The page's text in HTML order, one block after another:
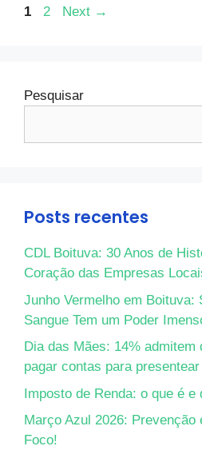
1 2 Next →
Pesquisar
Posts recentes
CDL Boituva: 30 Anos de
Coração das Empresas
Junho Vermelho em Boituva:
Sangue Tem um Poder
Dia das Mães: 14% admitem
pagar contas para presentear
Imposto de Renda: o que é e
Março Azul 2026: Prevenção
Foco!